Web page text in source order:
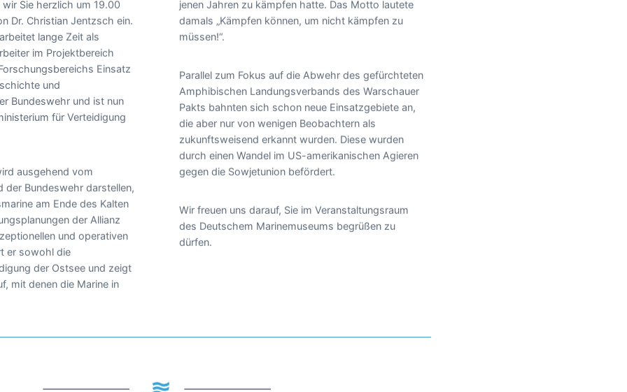
Sie herzlich um 19.00
Dr. Christian Jentzsch ein.
lange Zeit als
im Projektbereich
Einsatz
und
Bundeswehr und ist nun
für Verteidigung
ausgehend vom
der Bundeswehr darstellen,
am Ende des Kalten
der Allianz
und operativen
er sowohl die
der Ostsee und zeigt
mit denen die Marine in
jenen Jahren zu kämpfen hatte. Das Motto lautete
damals „Kämpfen können, um nicht kämpfen zu
müssen!“.
Parallel zum Fokus auf die Abwehr des gefürchteten
Amphibischen Landungsverbands des Warschauer
Pakts bahnten sich schon neue Einsatzgebiete an,
die aber nur von wenigen Beobachtern als
zukunftsweisend erkannt wurden. Diese wurden
durch einen Wandel im US-amerikanischen Agieren
gegen die Sowjetunion befördert.
Wir freuen uns darauf, Sie im Veranstaltungsraum
des Deutschem Marinemuseums begrüßen zu
dürfen.